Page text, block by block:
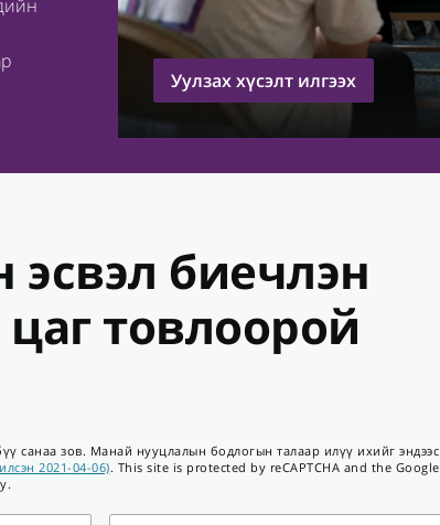
Уулзах хүсэлт илгээх
эсвэл биечлэн
цаг товлоорой
санаа зов. Манай нууцлалын бодлогын талаар илүү ихийг эндээс
2021-04-06). This site is protected by reCAPTCHA and the Google